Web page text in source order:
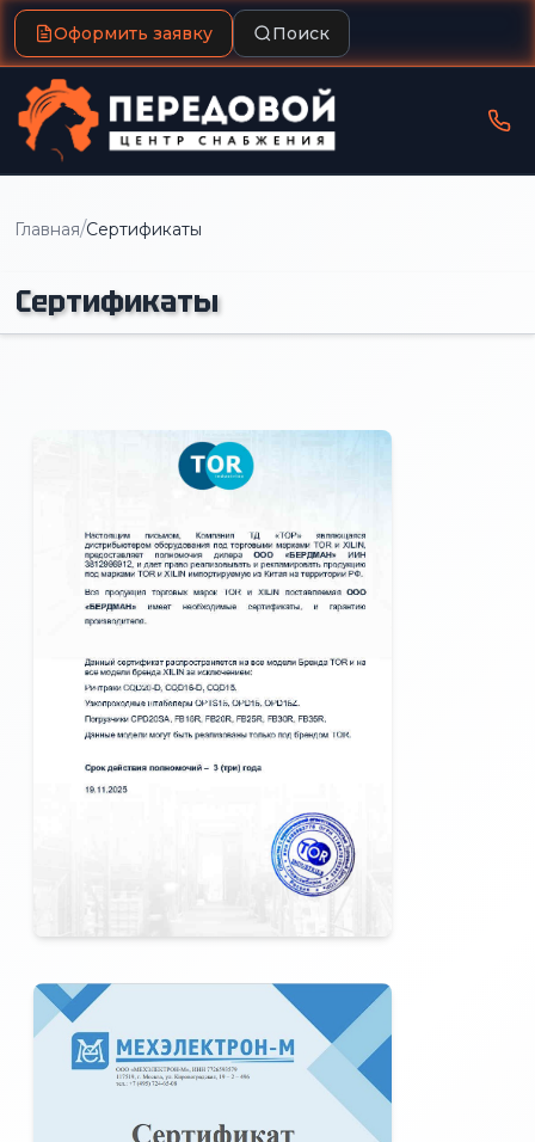
Оформить заявку Поиск
Главная/Сертификаты
Сертификаты